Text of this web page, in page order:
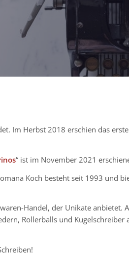
Im Herbst 2018 erschien das
“ ist im November 2021
Koch besteht seit 1993 und
Handel, der Unikate anbietet.
Rollerballs und Kugelschreiber